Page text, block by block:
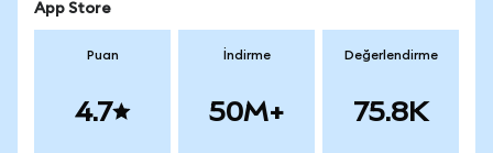
App Store
Puan
4.7
İndirme
50M+
Değerlendirme
75.8K